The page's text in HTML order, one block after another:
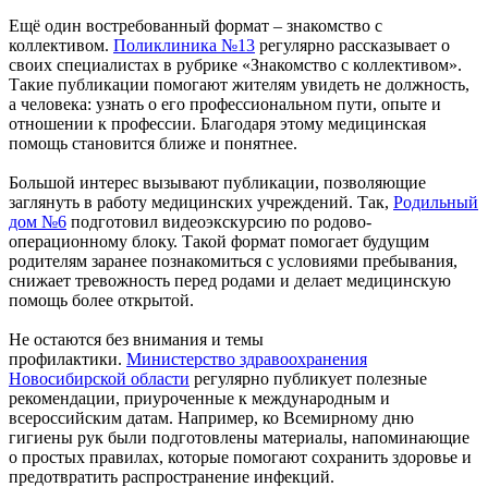
Ещё один востребованный формат – знакомство с
коллективом. Поликлиника №13 регулярно рассказывает о
своих специалистах в рубрике «Знакомство с коллективом».
Такие публикации помогают жителям увидеть не должность,
а человека: узнать о его профессиональном пути, опыте и
отношении к профессии. Благодаря этому медицинская
помощь становится ближе и понятнее.
Большой интерес вызывают публикации, позволяющие
заглянуть в работу медицинских учреждений. Так, Родильный
дом №6 подготовил видеоэкскурсию по родово-
операционному блоку. Такой формат помогает будущим
родителям заранее познакомиться с условиями пребывания,
снижает тревожность перед родами и делает медицинскую
помощь более открытой.
Не остаются без внимания и темы
профилактики. Министерство здравоохранения
Новосибирской области регулярно публикует полезные
рекомендации, приуроченные к международным и
всероссийским датам. Например, ко Всемирному дню
гигиены рук были подготовлены материалы, напоминающие
о простых правилах, которые помогают сохранить здоровье и
предотвратить распространение инфекций.